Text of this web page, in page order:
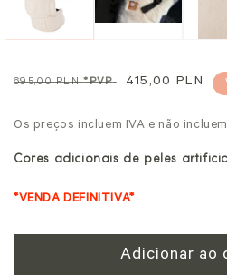
Preço
695,00 PLN*PVP
Preço
415,00 PLN
Os preços incluem IVA e não
Cores adicionais de peles
*VENDA DEFINITIVA*
Adicionar ao